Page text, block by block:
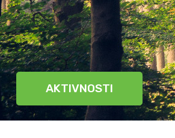
AKTIVNOSTI